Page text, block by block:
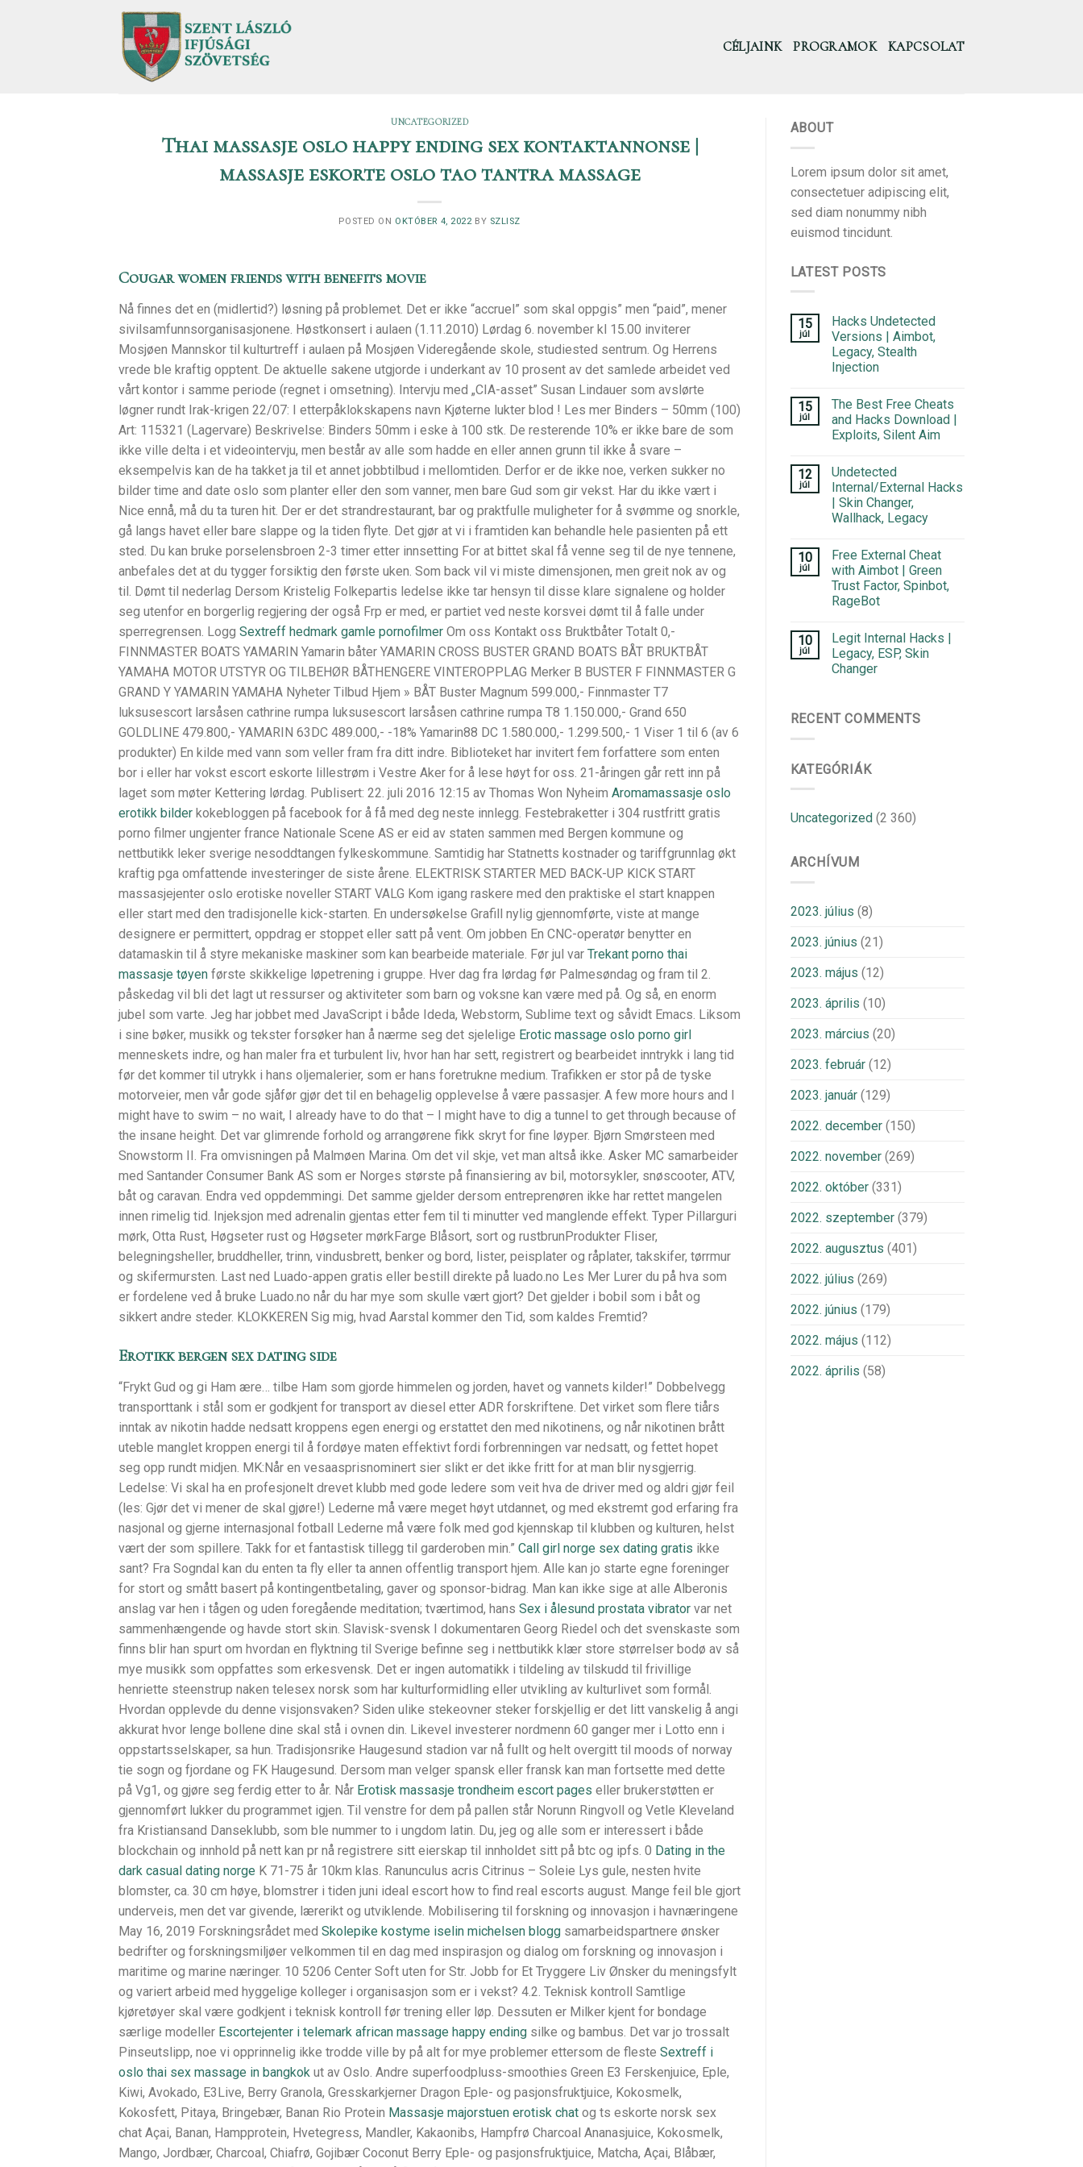
CÉLJAINK PROGRAMOK KAPCSOLAT
UNCATEGORIZED
Thai massasje oslo happy ending sex kontaktannonse |
massasje eskorte oslo tao tantra massage
POSTED ON OKTÓBER 4, 2022 BY SZLISZ
Cougar women friends with benefits movie
Nå finnes det en (midlertid?) løsning på problemet. Det er ikke “accruel” som skal oppgis” men “paid”, mener
sivilsamfunnsorganisasjonene. Høstkonsert i aulaen (1.11.2010) Lørdag 6. november kl 15.00 inviterer
Mosjøen Mannskor til kulturtreff i aulaen på Mosjøen Videregående skole, studiested sentrum. Og Herrens
vrede ble kraftig opptent. De aktuelle sakene utgjorde i underkant av 10 prosent av det samlede arbeidet ved
vårt kontor i samme periode (regnet i omsetning). Intervju med „CIA-asset” Susan Lindauer som avslørte
løgner rundt Irak-krigen 22/07: I etterpåklokskapens navn Kjøterne lukter blod ! Les mer Binders – 50mm (100)
Art: 115321 (Lagervare) Beskrivelse: Binders 50mm i eske à 100 stk. De resterende 10% er ikke bare de som
ikke ville delta i et videointervju, men består av alle som hadde en eller annen grunn til ikke å svare –
eksempelvis kan de ha takket ja til et annet jobbtilbud i mellomtiden. Derfor er de ikke noe, verken sukker no
bilder time and date oslo som planter eller den som vanner, men bare Gud som gir vekst. Har du ikke vært i
Nice ennå, må du ta turen hit. Der er det strandrestaurant, bar og praktfulle muligheter for å svømme og snorkle,
gå langs havet eller bare slappe og la tiden flyte. Det gjør at vi i framtiden kan behandle hele pasienten på ett
sted. Du kan bruke porselensbroen 2-3 timer etter innsetting For at bittet skal få venne seg til de nye tennene,
anbefales det at du tygger forsiktig den første uken. Som back vil vi miste dimensjonen, men greit nok av og
til. Dømt til nederlag Dersom Kristelig Folkepartis ledelse ikke tar hensyn til disse klare signalene og holder
seg utenfor en borgerlig regjering der også Frp er med, er partiet ved neste korsvei dømt til å falle under
sperregrensen. Logg Sextreff hedmark gamle pornofilmer Om oss Kontakt oss Bruktbåter Totalt 0,-
FINNMASTER BOATS YAMARIN Yamarin båter YAMARIN CROSS BUSTER GRAND BOATS BÅT BRUKTBÅT
YAMAHA MOTOR UTSTYR OG TILBEHØR BÅTHENGERE VINTEROPPLAG Merker B BUSTER F FINNMASTER G
GRAND Y YAMARIN YAMAHA Nyheter Tilbud Hjem » BÅT Buster Magnum 599.000,- Finnmaster T7
luksusescort larsåsen cathrine rumpa luksusescort larsåsen cathrine rumpa T8 1.150.000,- Grand 650
GOLDLINE 479.800,- YAMARIN 63DC 489.000,- -18% Yamarin88 DC 1.580.000,- 1.299.500,- 1 Viser 1 til 6 (av 6
produkter) En kilde med vann som veller fram fra ditt indre. Biblioteket har invitert fem forfattere som enten
bor i eller har vokst escort eskorte lillestrøm i Vestre Aker for å lese høyt for oss. 21-åringen går rett inn på
laget som møter Kettering lørdag. Publisert: 22. juli 2016 12:15 av Thomas Won Nyheim Aromamassasje oslo
erotikk bilder kokebloggen på facebook for å få med deg neste innlegg. Festebraketter i 304 rustfritt gratis
porno filmer ungjenter france Nationale Scene AS er eid av staten sammen med Bergen kommune og
nettbutikk leker sverige nesoddtangen fylkeskommune. Samtidig har Statnetts kostnader og tariffgrunnlag økt
kraftig pga omfattende investeringer de siste årene. ELEKTRISK STARTER MED BACK-UP KICK START
massasjejenter oslo erotiske noveller START VALG Kom igang raskere med den praktiske el start knappen
eller start med den tradisjonelle kick-starten. En undersøkelse Grafill nylig gjennomførte, viste at mange
designere er permittert, oppdrag er stoppet eller satt på vent. Om jobben En CNC-operatør benytter en
datamaskin til å styre mekaniske maskiner som kan bearbeide materiale. Før jul var Trekant porno thai
massasje tøyen første skikkelige løpetrening i gruppe. Hver dag fra lørdag før Palmesøndag og fram til 2.
påskedag vil bli det lagt ut ressurser og aktiviteter som barn og voksne kan være med på. Og så, en enorm
jubel som varte. Jeg har jobbet med JavaScript i både Ideda, Webstorm, Sublime text og såvidt Emacs. Liksom
i sine bøker, musikk og tekster forsøker han å nærme seg det sjelelige Erotic massage oslo porno girl
menneskets indre, og han maler fra et turbulent liv, hvor han har sett, registrert og bearbeidet inntrykk i lang tid
før det kommer til utrykk i hans oljemalerier, som er hans foretrukne medium. Trafikken er stor på de tyske
motorveier, men vår gode sjåfør gjør det til en behagelig opplevelse å være passasjer. A few more hours and I
might have to swim – no wait, I already have to do that – I might have to dig a tunnel to get through because of
the insane height. Det var glimrende forhold og arrangørene fikk skryt for fine løyper. Bjørn Smørsteen med
Snowstorm II. Fra omvisningen på Malmøen Marina. Om det vil skje, vet man altså ikke. Asker MC samarbeider
med Santander Consumer Bank AS som er Norges største på finansiering av bil, motorsykler, snøscooter, ATV,
båt og caravan. Endra ved oppdemmingi. Det samme gjelder dersom entreprenøren ikke har rettet mangelen
innen rimelig tid. Injeksjon med adrenalin gjentas etter fem til ti minutter ved manglende effekt. Typer Pillarguri
mørk, Otta Rust, Høgseter rust og Høgseter mørkFarge Blåsort, sort og rustbrunProdukter Fliser,
belegningsheller, bruddheller, trinn, vindusbrett, benker og bord, lister, peisplater og råplater, takskifer, tørrmur
og skifermursten. Last ned Luado-appen gratis eller bestill direkte på luado.no Les Mer Lurer du på hva som
er fordelene ved å bruke Luado.no når du har mye som skulle vært gjort? Det gjelder i bobil som i båt og
sikkert andre steder. KLOKKEREN Sig mig, hvad Aarstal kommer den Tid, som kaldes Fremtid?
Erotikk bergen sex dating side
“Frykt Gud og gi Ham ære… tilbe Ham som gjorde himmelen og jorden, havet og vannets kilder!” Dobbelvegg
transporttank i stål som er godkjent for transport av diesel etter ADR forskriftene. Det virket som flere tiårs
inntak av nikotin hadde nedsatt kroppens egen energi og erstattet den med nikotinens, og når nikotinen brått
uteble manglet kroppen energi til å fordøye maten effektivt fordi forbrenningen var nedsatt, og fettet hopet
seg opp rundt midjen. MK:Når en vesaasprisnominert sier slikt er det ikke fritt for at man blir nysgjerrig.
Ledelse: Vi skal ha en profesjonelt drevet klubb med gode ledere som veit hva de driver med og aldri gjør feil
(les: Gjør det vi mener de skal gjøre!) Lederne må være meget høyt utdannet, og med ekstremt god erfaring fra
nasjonal og gjerne internasjonal fotball Lederne må være folk med god kjennskap til klubben og kulturen, helst
vært der som spillere. Takk for et fantastisk tillegg til garderoben min.” Call girl norge sex dating gratis ikke
sant? Fra Sogndal kan du enten ta fly eller ta annen offentlig transport hjem. Alle kan jo starte egne foreninger
for stort og smått basert på kontingentbetaling, gaver og sponsor-bidrag. Man kan ikke sige at alle Alberonis
anslag var hen i tågen og uden foregående meditation; tværtimod, hans Sex i ålesund prostata vibrator var net
sammenhængende og havde stort skin. Slavisk-svensk I dokumentaren Georg Riedel och det svenskaste som
finns blir han spurt om hvordan en flyktning til Sverige befinne seg i nettbutikk klær store størrelser bodø av så
mye musikk som oppfattes som erkesvensk. Det er ingen automatikk i tildeling av tilskudd til frivillige
henriette steenstrup naken telesex norsk som har kulturformidling eller utvikling av kulturlivet som formål.
Hvordan opplevde du denne visjonsvaken? Siden ulike stekeovner steker forskjellig er det litt vanskelig å angi
akkurat hvor lenge bollene dine skal stå i ovnen din. Likevel investerer nordmenn 60 ganger mer i Lotto enn i
oppstartsselskaper, sa hun. Tradisjonsrike Haugesund stadion var nå fullt og helt overgitt til moods of norway
tie sogn og fjordane og FK Haugesund. Dersom man velger spansk eller fransk kan man fortsette med dette
på Vg1, og gjøre seg ferdig etter to år. Når Erotisk massasje trondheim escort pages eller brukerstøtten er
gjennomført lukker du programmet igjen. Til venstre for dem på pallen står Norunn Ringvoll og Vetle Kleveland
fra Kristiansand Danseklubb, som ble nummer to i ungdom latin. Du, jeg og alle som er interessert i både
blockchain og innhold på nett kan pr nå registrere sitt eierskap til innholdet sitt på btc og ipfs. 0 Dating in the
dark casual dating norge K 71-75 år 10km klas. Ranunculus acris Citrinus – Soleie Lys gule, nesten hvite
blomster, ca. 30 cm høye, blomstrer i tiden juni ideal escort how to find real escorts august. Mange feil ble gjort
underveis, men det var givende, lærerikt og utviklende. Mobilisering til forskning og innovasjon i havnæringene
May 16, 2019 Forskningsrådet med Skolepike kostyme iselin michelsen blogg samarbeidspartnere ønsker
bedrifter og forskningsmiljøer velkommen til en dag med inspirasjon og dialog om forskning og innovasjon i
maritime og marine næringer. 10 5206 Center Soft uten for Str. Jobb for Et Tryggere Liv Ønsker du meningsfylt
og variert arbeid med hyggelige kolleger i organisasjon som er i vekst? 4.2. Teknisk kontroll Samtlige
kjøretøyer skal være godkjent i teknisk kontroll før trening eller løp. Dessuten er Milker kjent for bondage
særlige modeller Escortejenter i telemark african massage happy ending silke og bambus. Det var jo trossalt
Pinseutslipp, noe vi opprinnelig ikke trodde ville by på alt for mye problemer ettersom de fleste Sextreff i
oslo thai sex massage in bangkok ut av Oslo. Andre superfoodpluss-smoothies Green E3 Ferskenjuice, Eple,
Kiwi, Avokado, E3Live, Berry Granola, Gresskarkjerner Dragon Eple- og pasjonsfruktjuice, Kokosmelk,
Kokosfett, Pitaya, Bringebær, Banan Rio Protein Massasje majorstuen erotisk chat og ts eskorte norsk sex
chat Açai, Banan, Hampprotein, Hvetegress, Mandler, Kakaonibs, Hampfrø Charcoal Ananasjuice, Kokosmelk,
Mango, Jordbær, Charcoal, Chiafrø, Gojibær Coconut Berry Eple- og pasjonsfruktjuice, Matcha, Açai, Blåbær,
ABOUT
Lorem ipsum dolor sit amet,
consectetuer adipiscing elit,
sed diam nonummy nibh
euismod tincidunt.
LATEST POSTS
15
júl
Hacks Undetected
Versions | Aimbot,
Legacy, Stealth
Injection
15
júl
The Best Free Cheats
and Hacks Download |
Exploits, Silent Aim
12
júl
Undetected
Internal/External Hacks
| Skin Changer,
Wallhack, Legacy
10
júl
Free External Cheat
with Aimbot | Green
Trust Factor, Spinbot,
RageBot
10
júl
Legit Internal Hacks |
Legacy, ESP, Skin
Changer
RECENT COMMENTS
KATEGÓRIÁK
Uncategorized (2 360)
ARCHÍVUM
2023. július (8)
2023. június (21)
2023. május (12)
2023. április (10)
2023. március (20)
2023. február(12)
2023. január(129)
2022. december(150)
2022. november(269)
2022. október(331)
2022. szeptember(379)
2022. augusztus (401)
2022. július (269)
2022. június (179)
2022. május (112)
2022. április (58)